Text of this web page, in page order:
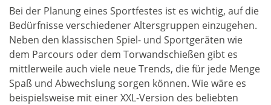
Bei der Planung eines Sportfestes ist es wichtig, auf die
Bedürfnisse verschiedener Altersgruppen einzugehen.
Neben den klassischen Spiel- und Sportgeräten wie
dem Parcours oder dem Torwandschießen gibt es
mittlerweile auch viele neue Trends, die für jede Menge
Spaß und Abwechslung sorgen können. Wie wäre es
beispielsweise mit einer XXL-Version des beliebten